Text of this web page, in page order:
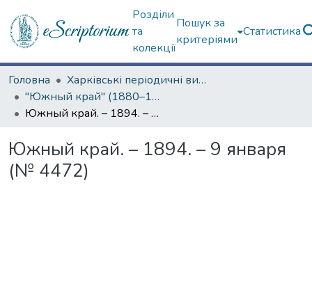
Розділи
та
колекції
Пошук за
критеріями
Статистика
Головна
Харківські періодичні видання
"Южный край" (1880–1919 гг.)
Южный край. – 1894. – 9 января (№ 4472)
Южный край. – 1894. – 9 января
(№ 4472)